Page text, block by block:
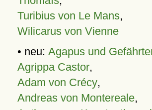
Turibius von Le Mans,
Wilicarus von Vienne
• neu: Agapus und
Agrippa Castor,
Adam von Crécy,
Andreas von Montereale,